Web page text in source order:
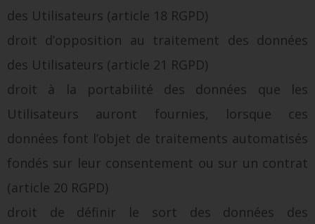
des Utilisateurs (article 18 RGPD)
droit d’opposition au traitement des données
des Utilisateurs (article 21 RGPD)
droit à la portabilité des données que les
Utilisateurs auront fournies, lorsque ces
données font l’objet de traitements automatisés
fondés sur leur consentement ou sur un contrat
(article 20 RGPD)
droit de définir le sort des données des